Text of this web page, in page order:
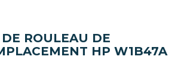
ROULEAU DE
HP W1B47A